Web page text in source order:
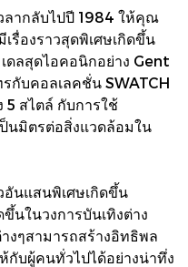
ลากลับไปปี 1984 ให้คุณ
รื่องราวสุดพิเศษเกิดขึ้น
ดลสุดไอคอนิกอย่าง Gent
กับคอลเลคชั่น SWATCH
5 สไตล์ กับการใช้
นมิตรต่อสิ่งแวดล้อมใน
อันแสนพิเศษเกิดขึ้น
ขึ้นในวงการบันเทิงต่าง
งๆสามารถสร้างอิทธิพล
กับผู้คนทั่วไปได้อย่างน่าทึ่ง